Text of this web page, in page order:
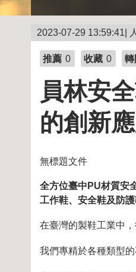
2023-07-29 13:59:41|
推薦 0 收藏 0 轉
員林安
的創新
無標題文件
全方位臺中PU材質安
工作鞋、安全鞋及防
在臺灣的製鞋工業中
我們專精於各種類型